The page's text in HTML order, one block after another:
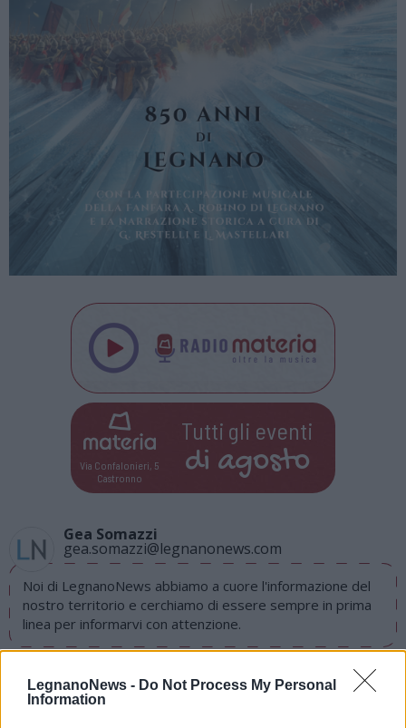
LegnanoNews - Do Not Process My Personal
Information
Via Confalonieri, 5
Castronno
Tutti gli eventi
di agosto
Gea Somazzi
gea.somazzi@legnanonews.com
Noi di LegnanoNews abbiamo a cuore l'informazione del
nostro territorio e cerchiamo di essere sempre in prima
linea per informarvi con attenzione.
eventi
lgnano